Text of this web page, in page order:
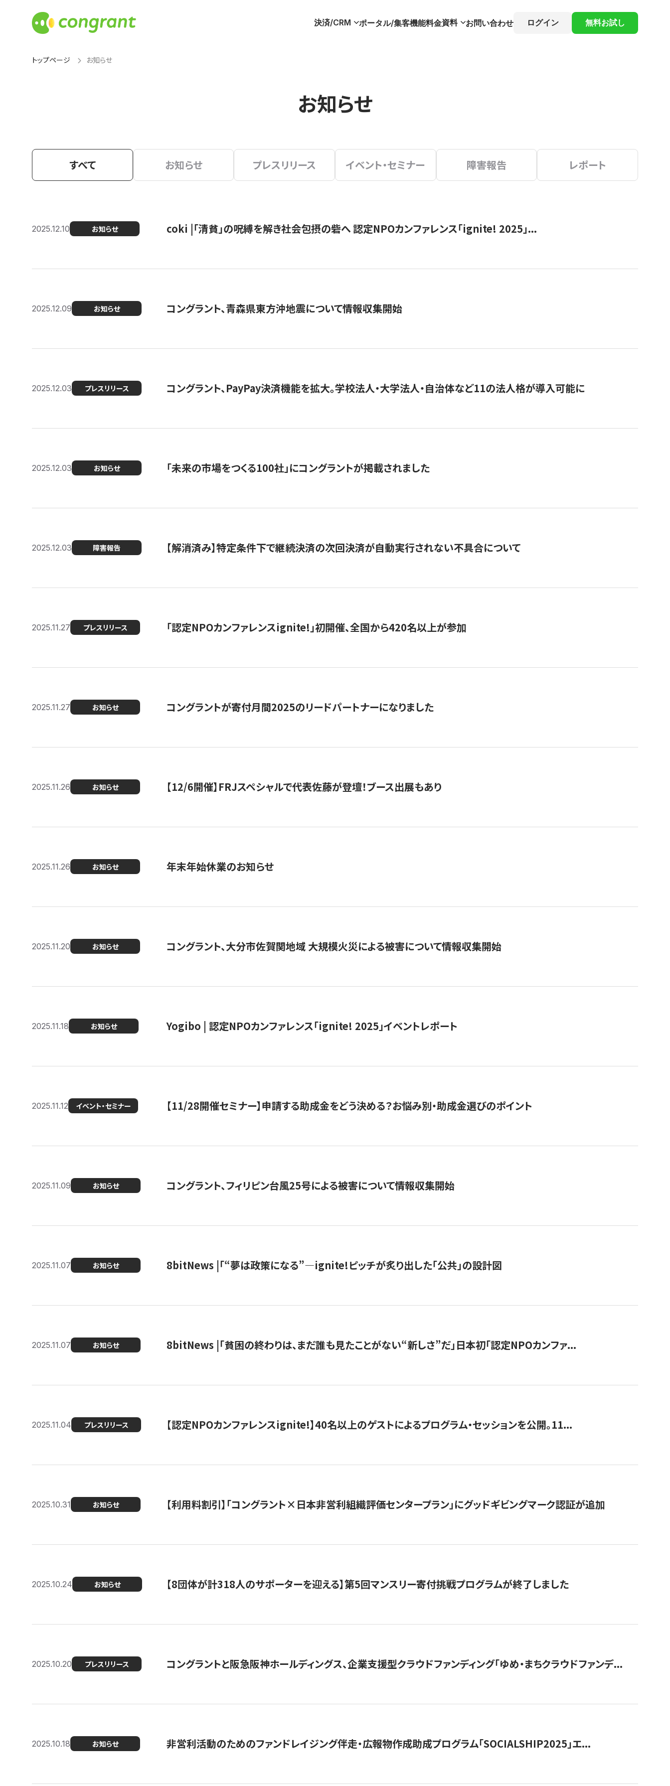
決済/CRM ポータル/集客機能料金資料 お問い合わせ ログイン 無料お試し
トップページ お知らせ
お知らせ
すべて お知らせ プレスリリース イベント・セミナー 障害報告 レポート
2025.12.10 お知らせ coki |「清貧」の呪縛を解き社会包摂の砦へ 認定NPOカンファレンス「ignite! 2025」...
2025.12.09 お知らせ コングラント、青森県東方沖地震について情報収集開始
2025.12.03 プレスリリース コングラント、PayPay決済機能を拡大。学校法人・大学法人・自治体など11の法人格が導入可能に
2025.12.03 お知らせ 「未来の市場をつくる100社」にコングラントが掲載されました
2025.12.03 障害報告 【解消済み】特定条件下で継続決済の次回決済が自動実行されない不具合について
2025.11.27 プレスリリース 「認定NPOカンファレンスignite!」初開催、全国から420名以上が参加
2025.11.27 お知らせ コングラントが寄付月間2025のリードパートナーになりました
2025.11.26 お知らせ 【12/6開催】FRJスペシャルで代表佐藤が登壇！ブース出展もあり
2025.11.26 お知らせ 年末年始休業のお知らせ
2025.11.20 お知らせ コングラント、大分市佐賀関地域 大規模火災による被害について情報収集開始
2025.11.18 お知らせ Yogibo | 認定NPOカンファレンス「ignite! 2025」イベントレポート
2025.11.12 イベント・セミナー 【11/28開催セミナー】申請する助成金をどう決める？お悩み別・助成金選びのポイント
2025.11.09 お知らせ コングラント、フィリピン台風25号による被害について情報収集開始
2025.11.07 お知らせ 8bitNews |「“夢は政策になる”—ignite!ピッチが炙り出した「公共」の設計図
2025.11.07 お知らせ 8bitNews |「貧困の終わりは、まだ誰も見たことがない“新しさ”だ」日本初「認定NPOカンファ...
2025.11.04 プレスリリース 【認定NPOカンファレンスignite!】40名以上のゲストによるプログラム・セッションを公開。11...
2025.10.31 お知らせ 【利用料割引】「コングラント×日本非営利組織評価センタープラン」にグッドギビングマーク認証が追加
2025.10.24 お知らせ 【8団体が計318人のサポーターを迎える】​​第5回マンスリー寄付挑戦プログラムが終了しました
2025.10.20 プレスリリース コングラントと阪急阪神ホールディングス、企業支援型クラウドファンディング「ゆめ・まちクラウドファンデ...
2025.10.18 お知らせ 非営利活動のためのファンドレイジング伴走・広報物作成助成プログラム「SOCIALSHIP2025」エ...